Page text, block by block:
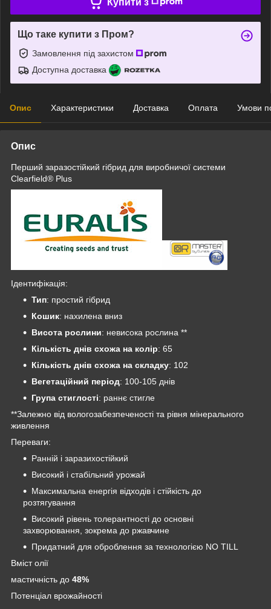
Що таке купити з Пром?
Замовлення під захистом
Доступна доставка
Опис Характеристики Доставка Оплата Умови
Опис
Перший заразостійкий гібрид для виробничої системи
Clearfield® Plus
Ідентифікація:
Тип: простий гібрид
Кошик: нахилена вниз
Висота рослини: невисока рослина **
Кількість днів схожа на колір: 65
Кількість днів схожа на складку: 102
Вегетаційний період: 100-105 днів
Група стиглості: раннє стигле
**Залежно від вологозабезпеченості та рівня мінерального
живлення
Переваги:
Ранній і заразихостійкий
Високий і стабільний урожай
Максимальна енергія відходів і стійкість до
розтягування
Високий рівень толерантності до основні
захворювання, зокрема до ржавчине
Придатний для оброблення за технологією NO TILL
Вміст олії
мастичність до 48%
Потенціал врожайності